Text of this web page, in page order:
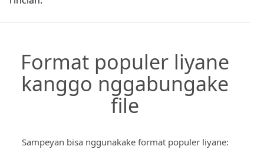
Format populer liyane
kanggo nggabungake
file
Sampeyan bisa nggunakake format populer liyane: